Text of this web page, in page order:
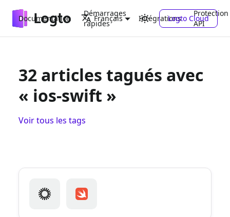
Documentation
Démarrages
rapides
Intégrations
Protection
API
Français Logto Cloud
32 articles tagués avec
« ios-swift »
Voir tous les tags